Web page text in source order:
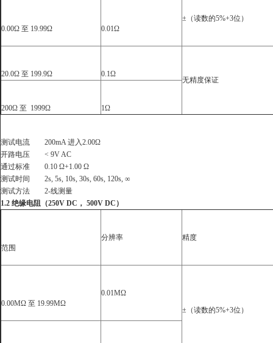
0.00Ω 至 19.99Ω 0.01Ω
± （读数的5%+3位）
20.0Ω 至 199.9Ω 0.1Ω
无精度保证
200Ω 至 1999Ω 1Ω
测试电流 200mA进入2.00Ω
开路电压 < 9V AC
通过标准 0.10 Ω+1.00 Ω
测试时间
2s, 5s, 10s, 30s, 60s, 120s, ∞
测试方法 2-线测量
1.2 绝缘电阻（250V DC ， 500V DC ）
范围
分辨率 精度
0.00MΩ 至 19.99MΩ
0.01MΩ
± （读数的5%+3位）